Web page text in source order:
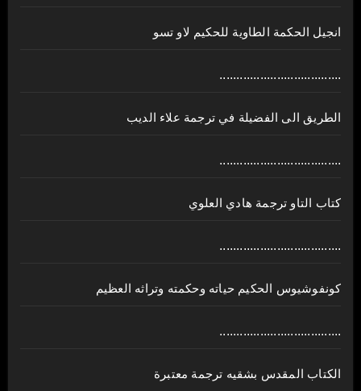
انجيل الحكمة الطاوية للحكيم لاو تسو
....................................
الطريق الى الفضيلة في ترجمة علاء الديب
....................................
كتاب التاو ترجمة هادي العلوي
....................................
كونفوشيوس الحكيم حياته وحكمته وتراثه العظيم
....................................
الكتاب المقدس بشقيه ترجمة معتبرة